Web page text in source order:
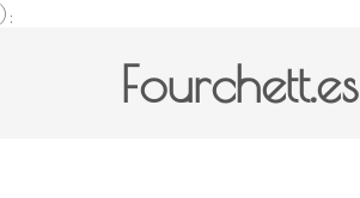
);
Fourchett.es